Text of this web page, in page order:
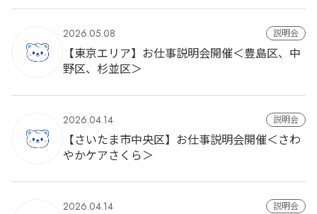
2026.05.08 説明会
【東京エリア】お仕事説明会開催＜豊島区、中
野区、杉並区＞
2026.04.14 説明会
【さいたま市中央区】お仕事説明会開催＜さわ
やかケアさくら＞
2026.04.14 説明会